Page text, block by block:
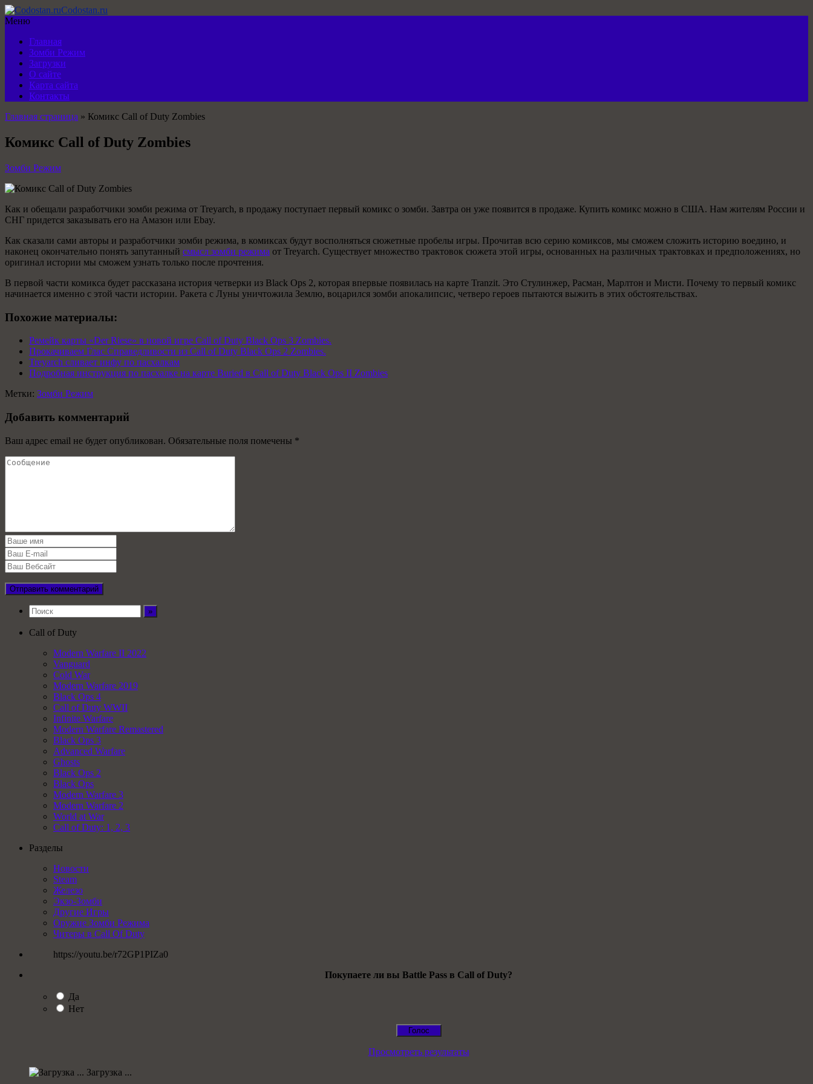
Codostan.ru
Меню
Главная
Зомби Режим
Загрузки
О сайте
Карта сайта
Контакты
Главная страница » Комикс Call of Duty Zombies
Комикс Call of Duty Zombies
Зомби Режим
Как и обещали разработчики зомби режима от Treyarch, в продажу поступает первый комикс о зомби. Завтра он уже появится в продаже. Купить комикс можно в США. Нам жителям России и
СНГ придется заказывать его на Амазон или Ebay.
Как сказали сами авторы и разработчики зомби режима, в комиксах будут восполняться сюжетные пробелы игры. Прочитав всю серию комиксов, мы сможем сложить историю воедино, и
наконец окончательно понять запутанный смысл зомби режима от Treyarch. Существует множество трактовок сюжета этой игры, основанных на различных трактовках и предположениях, но
оригинал истории мы сможем узнать только после прочтения.
В первой части комикса будет рассказана история четверки из Black Ops 2, которая впервые появилась на карте Tranzit. Это Стулинжер, Расман, Марлтон и Мисти. Почему то первый комикс
начинается именно с этой части истории. Ракета с Луны уничтожила Землю, воцарился зомби апокалипсис, четверо героев пытаются выжить в этих обстоятельствах.
Похожие материалы:
Ремейк карты «Der Riese» в новой игре Call of Duty Black Ops 3 Zombies.
Прокачиваем Глас Справедливости из Call of Duty Black Ops 2 Zombies.
Treyarch сливает инфу по пасхалкам
Подробная инструкция по пасхалке на карте Buried в Call of Duty Black Ops II Zombies
Метки: Зомби Режим
Добавить комментарий
Ваш адрес email не будет опубликован. Обязательные поля помечены *
Call of Duty
Modern Warfare II 2022
Vanguard
Cold War
Modern Warfare 2019
Black Ops 4
Call of Duty WWII
Infinite Warfare
Modern Warfare Remastered
Black Ops 3
Advanced Warfare
Ghosts
Black Ops 2
Black Ops
Modern Warfare 3
Modern Warfare 2
World at War
Call of Duty: 1, 2, 3
Разделы
Новости
Steam
Железо
Экзо-Зомби
Другие Игры
Оружие Зомби Режима
Читеры в Call Of Duty
https://youtu.be/r72GP1PIZa0
Покупаете ли вы Battle Pass в Call of Duty?
Да
Нет
Просмотреть результаты
Загрузка ...